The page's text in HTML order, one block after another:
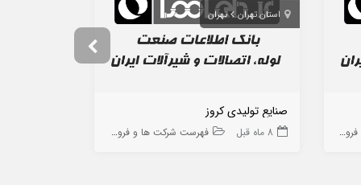
ها
استان تهران تهران
صنایع تولیدی کروز
8 ماه قبل فهرست شرکت ها و فروشگاه ها